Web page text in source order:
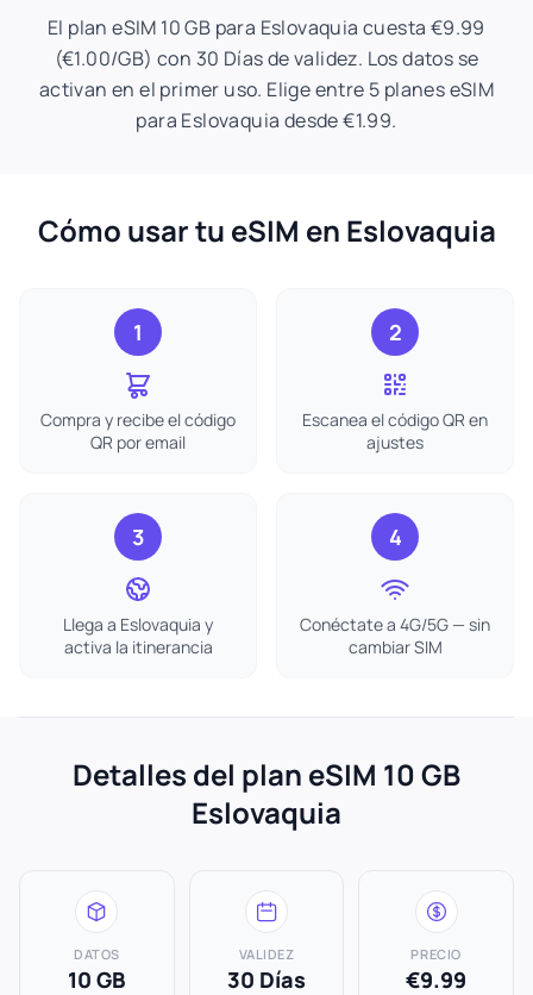
El plan eSIM 10 GB para Eslovaquia cuesta €9.99
(€1.00/GB) con 30 Días de validez. Los datos se
activan en el primer uso. Elige entre 5 planes eSIM
para Eslovaquia desde €1.99.
Cómo usar tu eSIM en Eslovaquia
1
Compra y recibe el código
QR por email
2
Escanea el código QR en
ajustes
3
Llega a Eslovaquia y
activa la itinerancia
4
Conéctate a 4G/5G — sin
cambiar SIM
Detalles del plan eSIM 10 GB
Eslovaquia
DATOS
10 GB
VALIDEZ
30 Días
PRECIO
€9.99